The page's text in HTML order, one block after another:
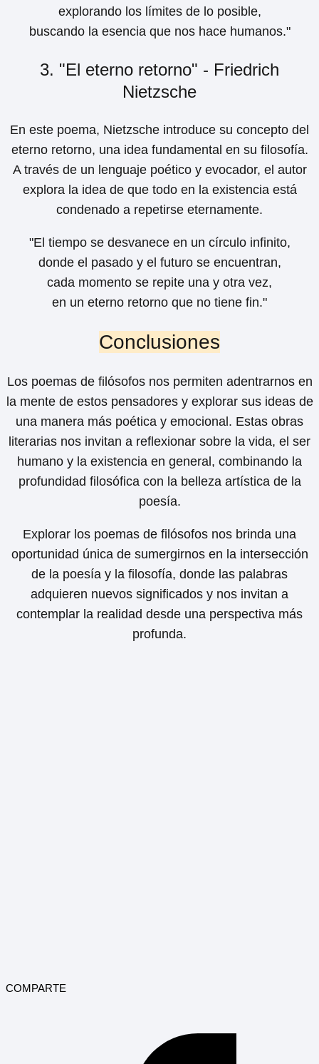
explorando los límites de lo posible,
buscando la esencia que nos hace humanos."
3. "El eterno retorno" - Friedrich
Nietzsche
En este poema, Nietzsche introduce su concepto del
eterno retorno, una idea fundamental en su filosofía.
A través de un lenguaje poético y evocador, el autor
explora la idea de que todo en la existencia está
condenado a repetirse eternamente.
"El tiempo se desvanece en un círculo infinito,
donde el pasado y el futuro se encuentran,
cada momento se repite una y otra vez,
en un eterno retorno que no tiene fin."
Conclusiones
Los poemas de filósofos nos permiten adentrarnos en
la mente de estos pensadores y explorar sus ideas de
una manera más poética y emocional. Estas obras
literarias nos invitan a reflexionar sobre la vida, el ser
humano y la existencia en general, combinando la
profundidad filosófica con la belleza artística de la
poesía.
Explorar los poemas de filósofos nos brinda una
oportunidad única de sumergirnos en la intersección
de la poesía y la filosofía, donde las palabras
adquieren nuevos significados y nos invitan a
contemplar la realidad desde una perspectiva más
profunda.
COMPARTE